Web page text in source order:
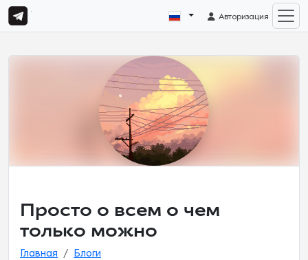
Авторизация
Просто о всем о чем
только можно
Главная
Блоги